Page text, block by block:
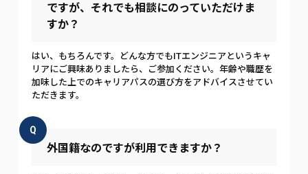
ですが、それでも相談にのっていただけま
すか？
はい、もちろんです。どんな方でもITエンジニアというキャ
リアにご興味ありましたら、ご参加ください。年齢や職歴を
加味した上でのキャリアパスの選び方をアドバイスさせてい
ただきます。
Q
外国籍なのですが利用できますか？